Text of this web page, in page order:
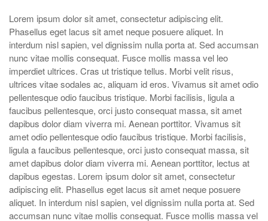
Lorem ipsum dolor sit amet, consectetur adipiscing elit.
Phasellus eget lacus sit amet neque posuere aliquet. In
interdum nisl sapien, vel dignissim nulla porta at. Sed accumsan
nunc vitae mollis consequat. Fusce mollis massa vel leo
imperdiet ultrices. Cras ut tristique tellus. Morbi velit risus,
ultrices vitae sodales ac, aliquam id eros. Vivamus sit amet odio
pellentesque odio faucibus tristique. Morbi facilisis, ligula a
faucibus pellentesque, orci justo consequat massa, sit amet
dapibus dolor diam viverra mi. Aenean porttitor. Vivamus sit
amet odio pellentesque odio faucibus tristique. Morbi facilisis,
ligula a faucibus pellentesque, orci justo consequat massa, sit
amet dapibus dolor diam viverra mi. Aenean porttitor, lectus at
dapibus egestas. Lorem ipsum dolor sit amet, consectetur
adipiscing elit. Phasellus eget lacus sit amet neque posuere
aliquet. In interdum nisl sapien, vel dignissim nulla porta at. Sed
accumsan nunc vitae mollis consequat. Fusce mollis massa vel